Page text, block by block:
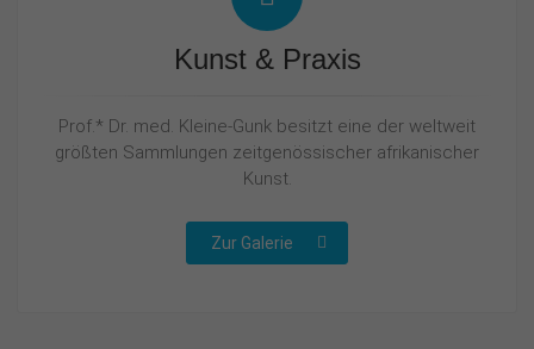
Kunst & Praxis
Prof.* Dr. med. Kleine-Gunk besitzt eine der weltweit
größten Sammlungen zeitgenössischer afrikanischer
Kunst.
Zur Galerie